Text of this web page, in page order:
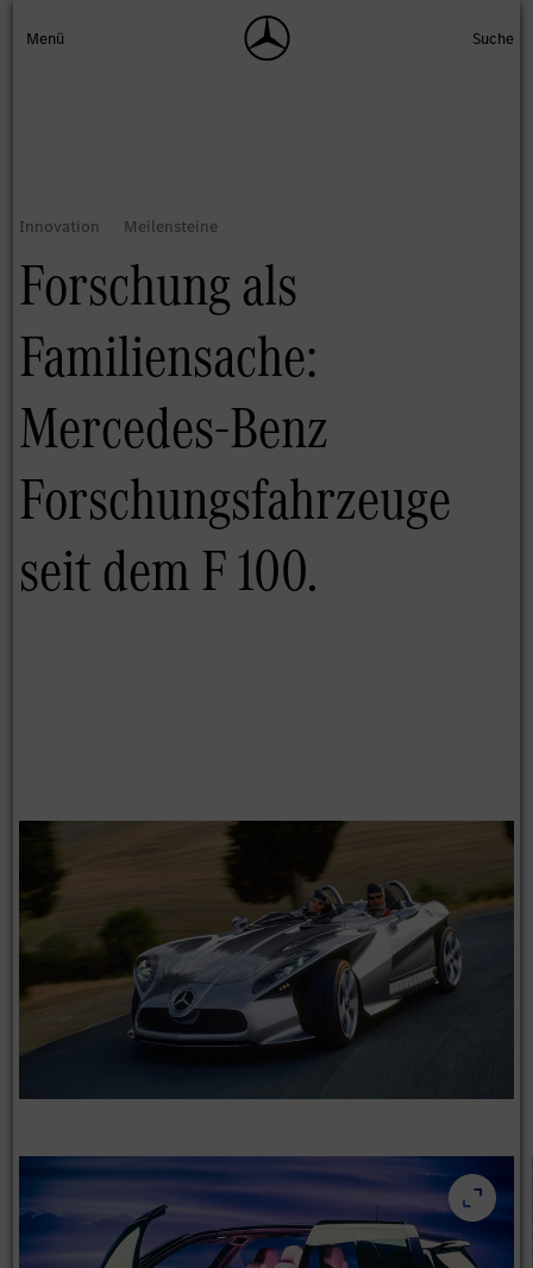
Forschung als
Familiensache:
Mercedes-Benz
Forschungsfahrzeuge
seit dem F 100.